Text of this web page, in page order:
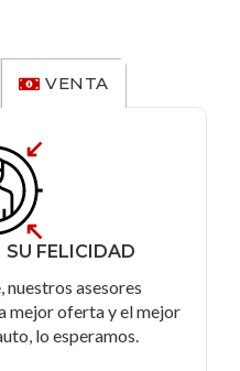
VENTA
SU FELICIDAD
nuestros asesores
mejor oferta y el mejor
lo esperamos.